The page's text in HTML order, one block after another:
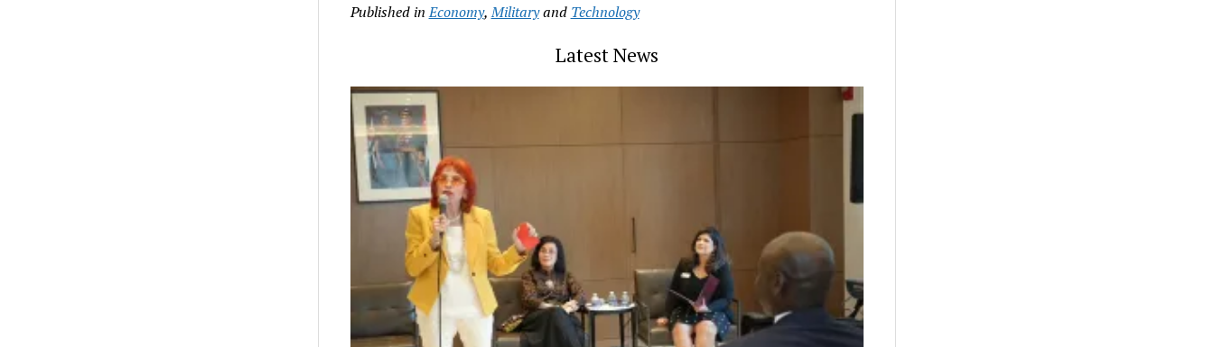
Published in Economy,Militaryand Technology
Latest News